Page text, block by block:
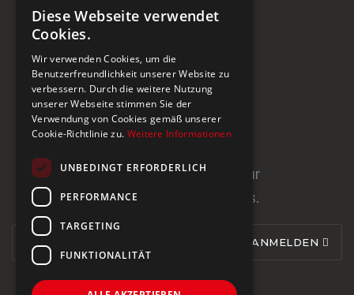
Steinburg Group GmbH
CH-5466 Kaiserstuhl
+41 43 433 00 25
Newsletter abonnieren für
Neuigkeiten und Updates.
ANMELDEN
Diese Webseite verwendet
Cookies.
Wir verwenden Cookies, um die
Benutzerfreundlichkeit unserer Website zu
verbessern. Durch die weitere Nutzung
unserer Webseite stimmen Sie der
Verwendung von Cookies gemäß unserer
Cookie-Richtlinie zu. Weitere Informationen
UNBEDINGT ERFORDERLICH
PERFORMANCE
TARGETING
FUNKTIONALITÄT